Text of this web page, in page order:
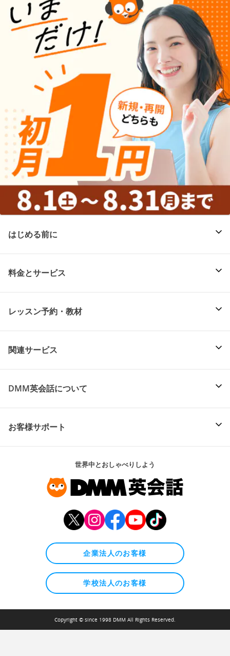
はじめる前に
料金とサービス
レッスン予約・教材
関連サービス
DMM英会話について
お客様サポート
世界中とおしゃべりしよう
企業法人のお客様
学校法人のお客様
Copyright © since 1998 DMM All Rights Reserved.